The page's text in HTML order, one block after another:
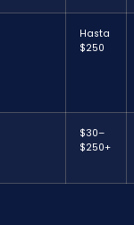
Hasta
$250
$30–
$250+